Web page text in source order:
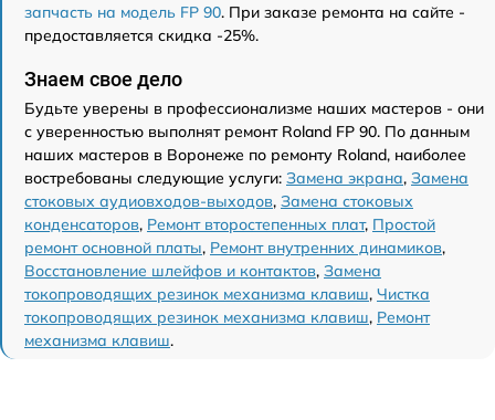
запчасть на модель FP 90. При заказе ремонта на сайте -
предоставляется скидка -25%.
Знаем свое дело
Будьте уверены в профессионализме наших мастеров - они
с уверенностью выполнят ремонт Roland FP 90. По данным
наших мастеров в Воронеже по ремонту Roland, наиболее
востребованы следующие услуги: Замена экрана, Замена
стоковых аудиовходов-выходов, Замена стоковых
конденсаторов, Ремонт второстепенных плат, Простой
ремонт основной платы, Ремонт внутренних динамиков,
Восстановление шлейфов и контактов, Замена
токопроводящих резинок механизма клавиш, Чистка
токопроводящих резинок механизма клавиш, Ремонт
механизма клавиш.